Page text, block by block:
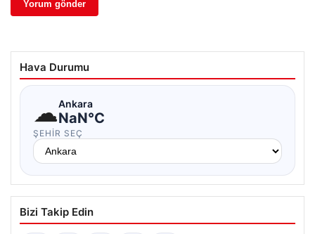
Hava Durumu
☁Ankara
NaN°C
ŞEHIR SEÇ
Bizi Takip Edin